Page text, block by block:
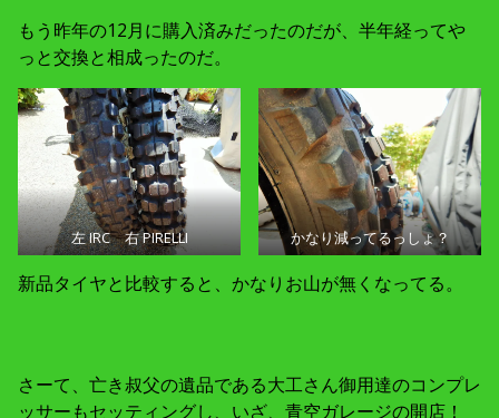
もう昨年の12月に購入済みだったのだが、半年経ってや
っと交換と相成ったのだ。
左 IRC 右 PIRELLI かなり減ってるっしょ？
新品タイヤと比較すると、かなりお山が無くなってる。
さーて、亡き叔父の遺品である大工さん御用達のコンプレ
ッサーもセッティングし、いざ、青空ガレージの開店！